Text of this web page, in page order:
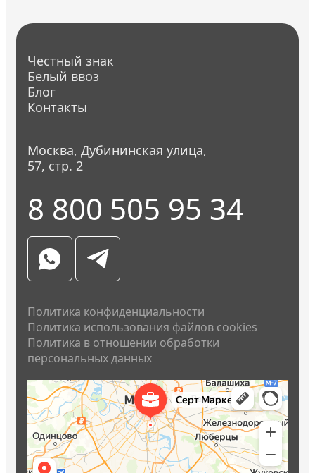
Честный знак
Белый ввоз
Блог
Контакты
Москва, Дубининская улица,
57, стр. 2
8 800 505 95 34
Политика конфиденциальности
Политика использования файлов cookies
Политика в отношении обработки
персональных данных